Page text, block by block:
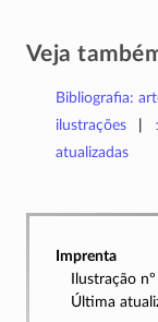
Veja
Bibliografia:
ilustrações
atualizadas
Imprenta
Ilustração
Última